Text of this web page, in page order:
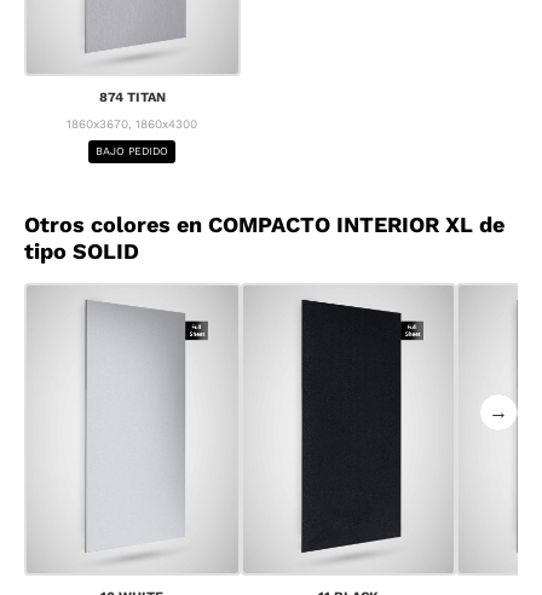
874 TITAN
1860x3670, 1860x4300
BAJO PEDIDO
Otros colores en COMPACTO INTERIOR XL de
tipo SOLID
→